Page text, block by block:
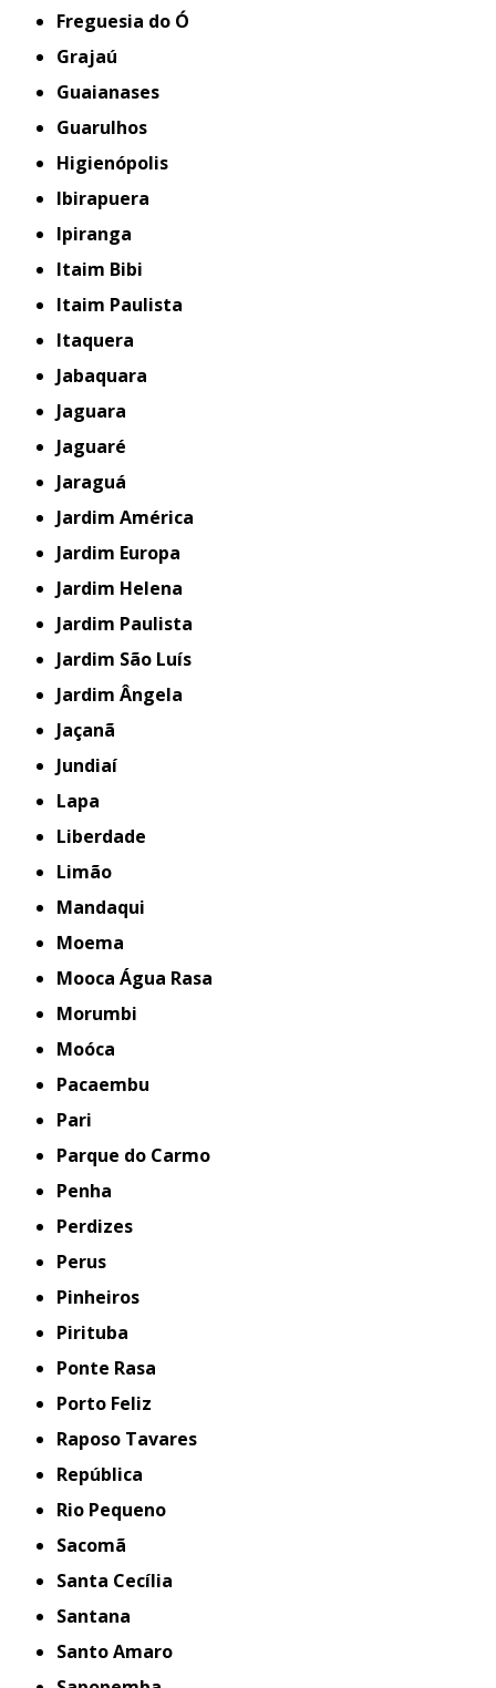
Freguesia do Ó
Grajaú
Guaianases
Guarulhos
Higienópolis
Ibirapuera
Ipiranga
Itaim Bibi
Itaim Paulista
Itaquera
Jabaquara
Jaguara
Jaguaré
Jaraguá
Jardim América
Jardim Europa
Jardim Helena
Jardim Paulista
Jardim São Luís
Jardim Ângela
Jaçanã
Jundiaí
Lapa
Liberdade
Limão
Mandaqui
Moema
Mooca Água Rasa
Morumbi
Moóca
Pacaembu
Pari
Parque do Carmo
Penha
Perdizes
Perus
Pinheiros
Pirituba
Ponte Rasa
Porto Feliz
Raposo Tavares
República
Rio Pequeno
Sacomã
Santa Cecília
Santana
Santo Amaro